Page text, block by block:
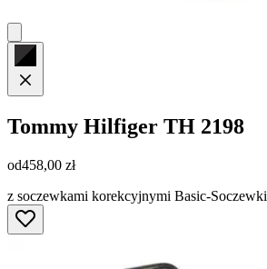
Tommy Hilfiger TH 2198
od458,00 zł
z soczewkami korekcyjnymi Basic-Soczewki